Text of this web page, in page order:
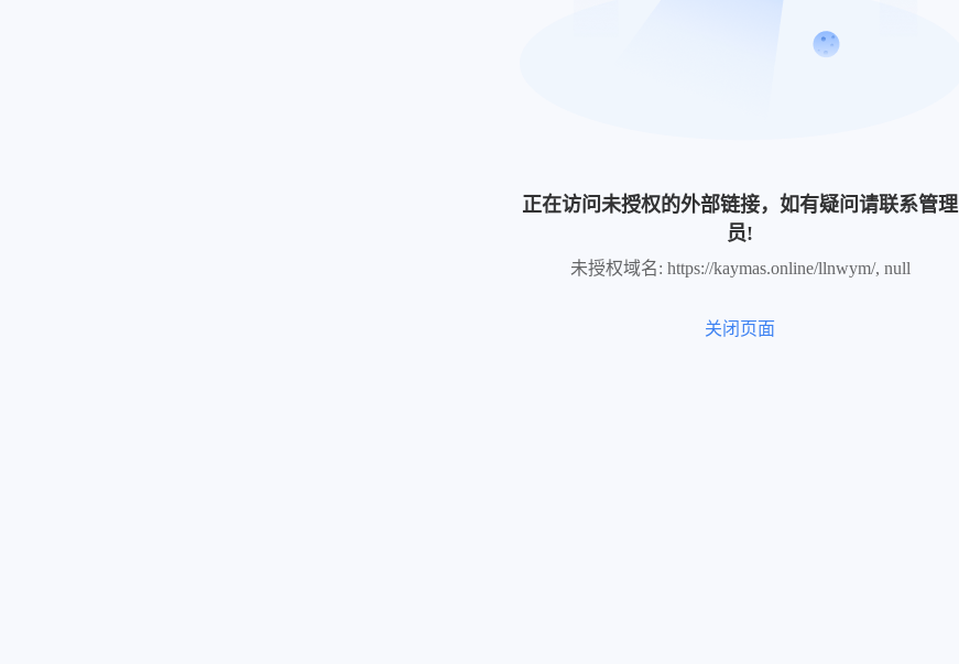
正在访问未授权的外部链接，如有疑问请联系管理
员!
未授权域名: https://kaymas.online/llnwym/, null
关闭页面